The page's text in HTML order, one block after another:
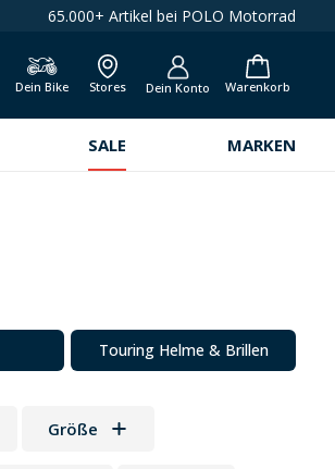
65.000+ Artikel bei POLO Motorrad
Dein Bike Stores Dein Konto Warenkorb
SALE MARKEN
Touring Helme & Brillen
Größe